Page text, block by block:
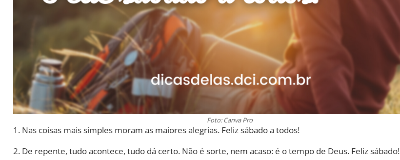
Foto: Canva Pro
1. Nas coisas mais simples moram as maiores alegrias. Feliz sábado a todos!
2. De repente, tudo acontece, tudo dá certo. Não é sorte, nem acaso: é o tempo de Deus. Feliz sábado!